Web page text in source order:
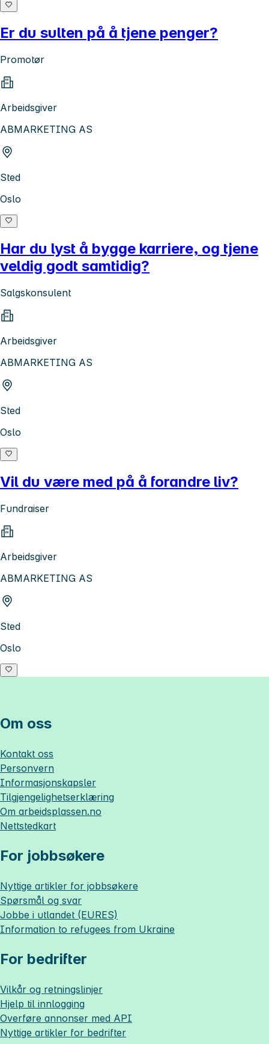
Er du sulten på å tjene penger?
Promotør
Arbeidsgiver
ABMARKETING AS
Sted
Oslo
Har du lyst å bygge karriere, og tjene
veldig godt samtidig?
Salgskonsulent
Arbeidsgiver
ABMARKETING AS
Sted
Oslo
Vil du være med på å forandre liv?
Fundraiser
Arbeidsgiver
ABMARKETING AS
Sted
Oslo
Om oss
Kontakt oss
Personvern
Informasjonskapsler
Tilgjengelighetserklæring
Om arbeidsplassen.no
Nettstedkart
For jobbsøkere
Nyttige artikler for jobbsøkere
Spørsmål og svar
Jobbe i utlandet (EURES)
Information to refugees from Ukraine
For bedrifter
Vilkår og retningslinjer
Hjelp til innlogging
Overføre annonser med API
Nyttige artikler for bedrifter